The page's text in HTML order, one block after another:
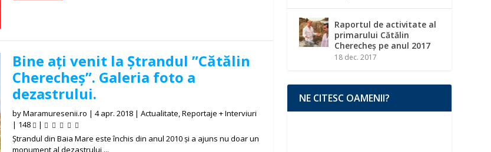
Bine ați venit la Ștrandul ”Cătălin
Cherecheș”. Galeria foto a
dezastrului.
byMaramuresenii.ro | 4 apr. 2018| Actualitate,Reportaje + Interviuri
| 148
|
Ștrandul din Baia Mare este închis din anul 2010 și a ajuns nu doar un
monument al dezastrului,...
Raportul de activitate al
primarului Cătălin
Cherecheș pe anul 2017
18 dec. 2017
NE CITESC OAMENII?